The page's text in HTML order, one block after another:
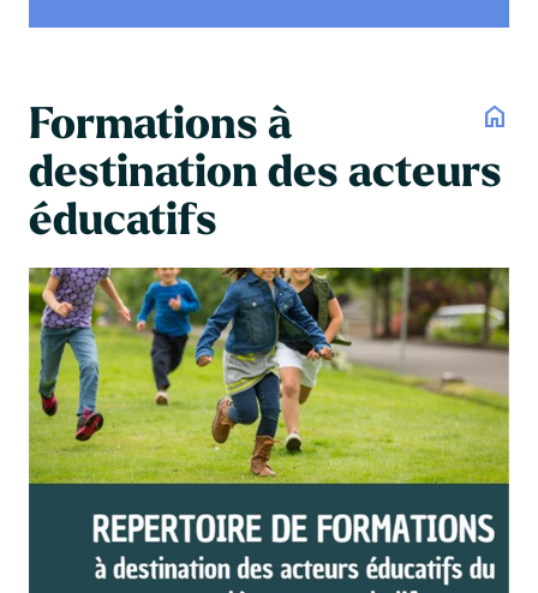
home
Formations à
destination des acteurs
éducatifs